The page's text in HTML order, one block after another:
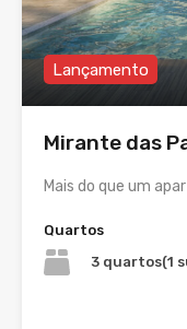
Lançamento
Mirante das
Mais do que um
Quartos
3 quartos(1